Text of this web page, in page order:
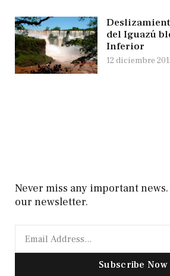
del Iguazú
Inferior
12 diciembre
Never miss any important
our newsletter.
Subscribe Now